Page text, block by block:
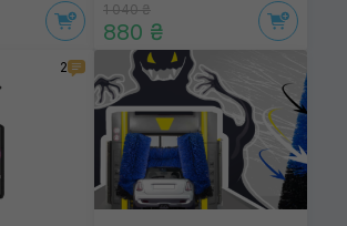
1 040 ₴
880 ₴
2